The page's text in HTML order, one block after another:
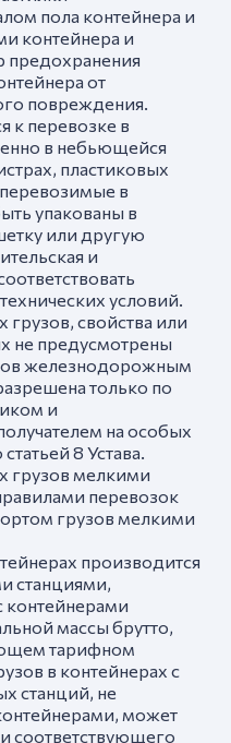
пола контейнера и
контейнера и
предохранения
от
повреждения.
к перевозке в
в небьющейся
пластиковых
в
упакованы в
или другую
и
условий.
грузов, свойства или
не предусмотрены
железнодорожным
только по
и
на особых
8 Устава.
грузов мелкими
перевозок
грузов мелкими
производится
станциями,
массы брутто,
тарифном
в контейнерах с
станций, не
может
соответствующего